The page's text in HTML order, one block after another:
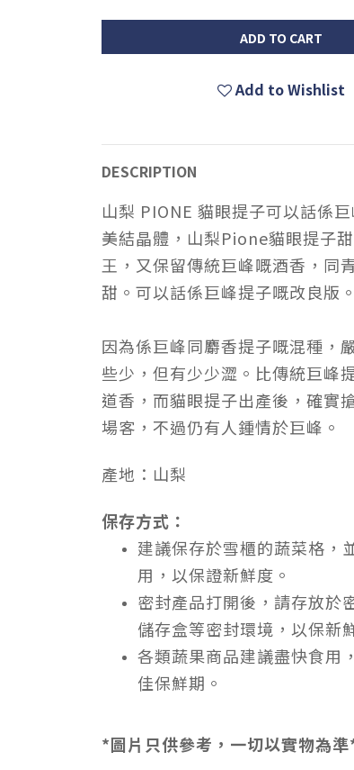
ADD TO CART
Add to Wishlist
DESCRIPTION
山梨 PIONE 貓眼提子可以話係
美結晶體，山梨Pione貓眼提子
王，又保留傳統巨峰嘅酒香，同
甜。可以話係巨峰提子嘅改良版。
因為係巨峰同麝香提子嘅混種，
些少，但有少少澀。比傳統巨峰
道香，而貓眼提子出產後，確實
場客，不過仍有人鍾情於巨峰。
產地：山梨
保存方式：
建議保存於雪櫃的蔬菜格，
用，以保證新鮮度。
密封產品打開後，請存放於
儲存盒等密封環境，以保新
各類蔬果商品建議盡快食用
佳保鮮期。
*圖片只供參考，一切以實物為準